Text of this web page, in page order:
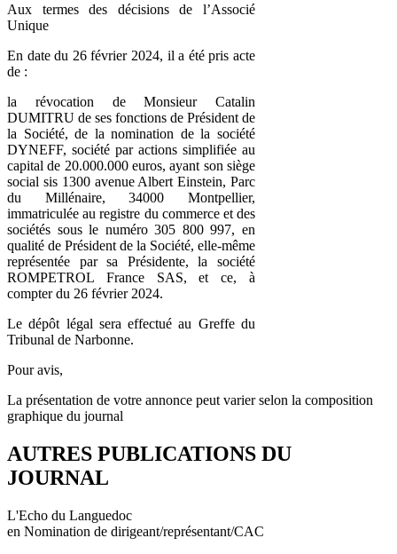
Aux termes des décisions de l’Associé
Unique
En date du 26 février 2024, il a été pris acte
de :
la révocation de Monsieur Catalin
DUMITRU de ses fonctions de Président de
la Société, de la nomination de la société
DYNEFF, société par actions simplifiée au
capital de 20.000.000 euros, ayant son siège
social sis 1300 avenue Albert Einstein, Parc
du Millénaire, 34000 Montpellier,
immatriculée au registre du commerce et des
sociétés sous le numéro 305 800 997, en
qualité de Président de la Société, elle-même
représentée par sa Présidente, la société
ROMPETROL France SAS, et ce, à
compter du 26 février 2024.
Le dépôt légal sera effectué au Greffe du
Tribunal de Narbonne.
Pour avis,
La présentation de votre annonce peut varier selon la composition
graphique du journal
AUTRES PUBLICATIONS DU
JOURNAL
L'Echo du Languedoc
en Nomination de dirigeant/représentant/CAC